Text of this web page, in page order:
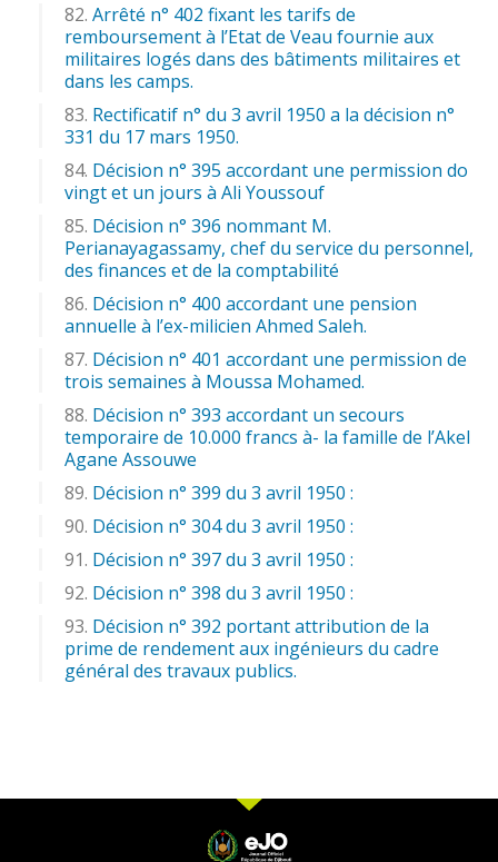
Arrêté n° 402 fixant les tarifs de
remboursement à l’Etat de Veau fournie aux
militaires logés dans des bâtiments militaires et
dans les camps.
Rectificatif n° du 3 avril 1950 a la décision n°
331 du 17 mars 1950.
Décision n° 395 accordant une permission do
vingt et un jours à Ali Youssouf
Décision n° 396 nommant M.
Perianayagassamy, chef du service du personnel,
des finances et de la comptabilité
Décision n° 400 accordant une pension
annuelle à l’ex-milicien Ahmed Saleh.
Décision n° 401 accordant une permission de
trois semaines à Moussa Mohamed.
Décision n° 393 accordant un secours
temporaire de 10.000 francs à- la famille de l’Akel
Agane Assouwe
Décision n° 399 du 3 avril 1950 :
Décision n° 304 du 3 avril 1950 :
Décision n° 397 du 3 avril 1950 :
Décision n° 398 du 3 avril 1950 :
Décision n° 392 portant attribution de la
prime de rendement aux ingénieurs du cadre
général des travaux publics.